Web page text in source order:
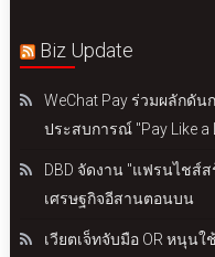
Biz Update
WeChat Pay ร่วมผลักดัน
ประสบการณ์ "Pay Like a
DBD จัดงาน "แฟรนไชส์
เศรษฐกิจอีสานตอนบน
เวียตเจ็ทจับมือ OR หนุนใ